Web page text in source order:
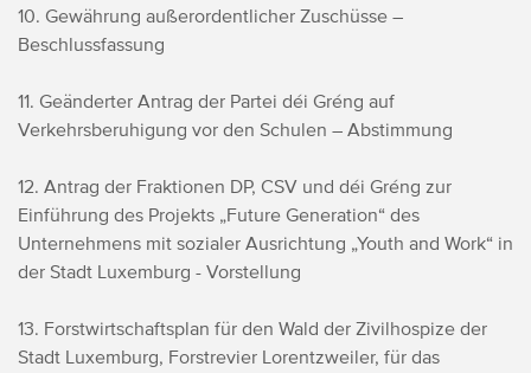
10. Gewährung außerordentlicher Zuschüsse –
Beschlussfassung
11. Geänderter Antrag der Partei déi Gréng auf
Verkehrsberuhigung vor den Schulen – Abstimmung
12. Antrag der Fraktionen DP, CSV und déi Gréng zur
Einführung des Projekts „Future Generation“ des
Unternehmens mit sozialer Ausrichtung „Youth and Work“ in
der Stadt Luxemburg - Vorstellung
13. Forstwirtschaftsplan für den Wald der Zivilhospize der
Stadt Luxemburg, Forstrevier Lorentzweiler, für das